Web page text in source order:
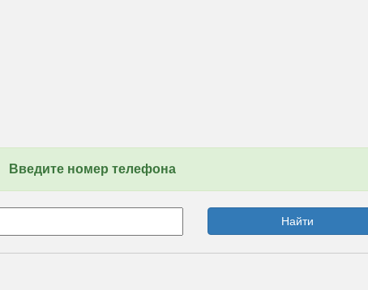
Введите номер телефона
Найти